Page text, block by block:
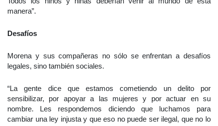
manera”.
Desafíos
Morena y sus compañeras no sólo se enfrentan a desafíos
legales, sino también sociales.
“La gente dice que estamos cometiendo un delito por
sensibilizar, por apoyar a las mujeres y por actuar en su
nombre. Les respondemos diciendo que luchamos para
cambiar una ley injusta y que eso no puede ser ilegal, que no lo